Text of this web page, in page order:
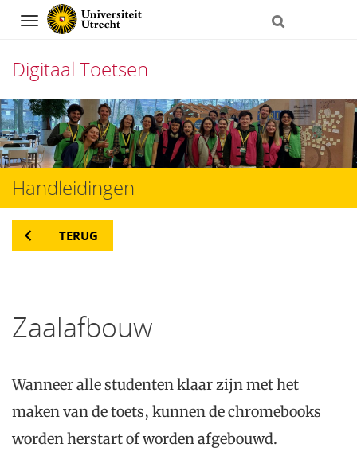
Navigation
Digitaal Toetsen
Direct
naar
het
inhoud
Handleidingen
TERUG
Zaalafbouw
Wanneer alle studenten klaar zijn met het
maken van de toets, kunnen de chromebooks
worden herstart of worden afgebouwd.